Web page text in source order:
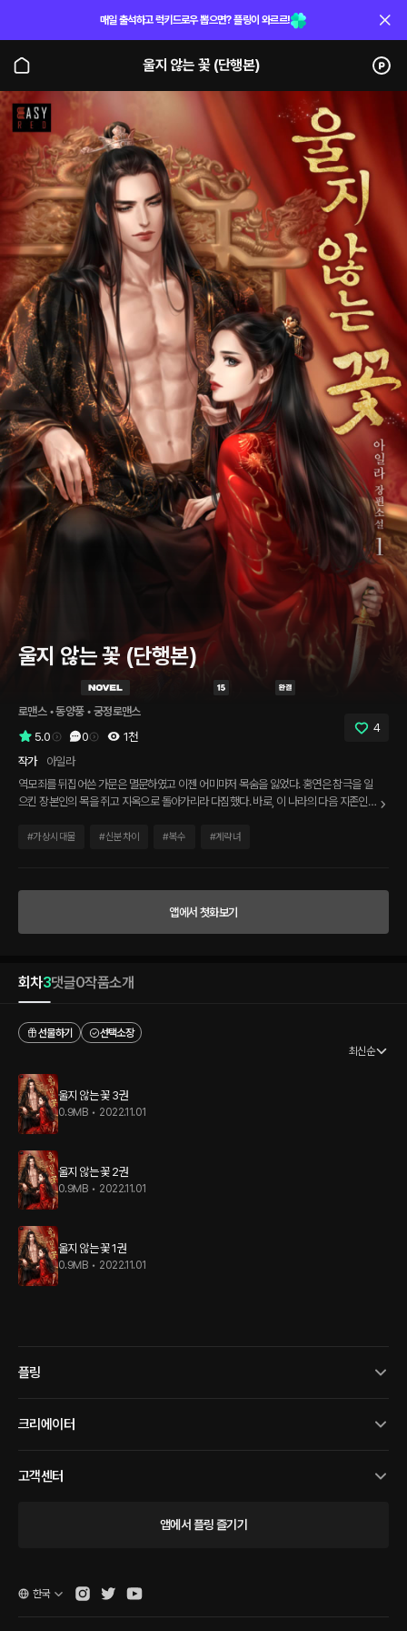
매일 출석하고 럭키드로우 뽑으면? 플링이 와르르!
울지 않는 꽃 (단행본)
울지 않는 꽃 (단행본)
로맨스 • 동양풍 • 궁정로맨스
5.0
0 1천
4
작가
아일라
역모죄를 뒤집어쓴 가문은 멸문하였고 이젠 어미마저 목숨을 잃었다. 홍연은 참극을 일
으킨 장본인의 목을 쥐고 지옥으로 돌아가리라 다짐했다. 바로, 이 나라의 다음 지존인
을 쌓아 필연으로 받아들이듯, 비파 열매 같은 여인으로 태자의 눈에 들었다. “넌 날 취하
듯 머물다 간 그의 입술이 홍연을 혼란스럽게 만들었다. 어미의 한과 함께 나약하게 만드
#가상시대물 #신분차이 #복수 #계략녀
앱에서 첫화보기
회차3댓글0작품소개
선물하기
선택소장
최신순
울지 않는 꽃 3권
0.9MB • 2022.11.01
울지 않는 꽃 2권
0.9MB • 2022.11.01
울지 않는 꽃 1권
0.9MB • 2022.11.01
플링
크리에이터
고객센터
앱에서 플링 즐기기
한국